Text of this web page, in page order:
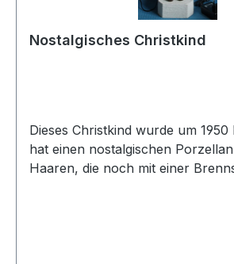
Nostalgisches Christkind
Dieses Christkind wurde um 1950
hat einen nostalgischen
Haaren, die noch mit einer